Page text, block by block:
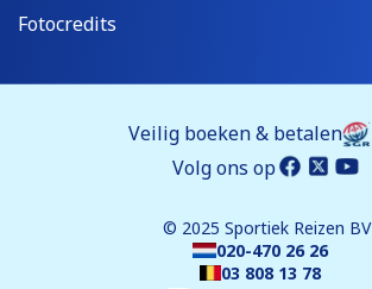
Fotocredits
Veilig boeken & betalen
Volg ons op
© 2025 Sportiek Reizen BV
020-470 26 26
03 808 13 78